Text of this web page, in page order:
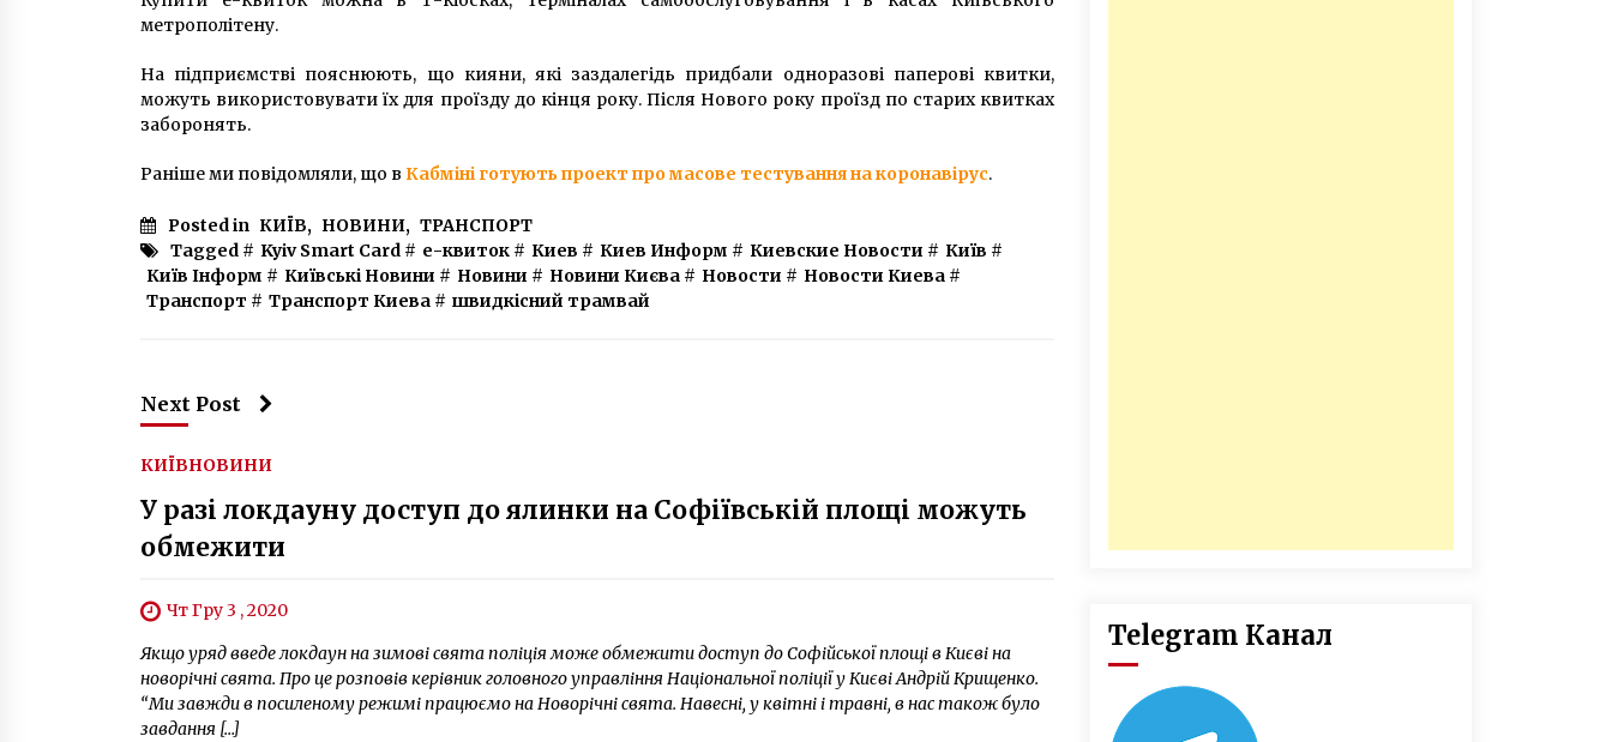
метрополітену.
На підприємстві пояснюють, що кияни, які заздалегідь придбали одноразові паперові квитки,
можуть використовувати їх для проїзду до кінця року. Після Нового року проїзд по старих квитках
заборонять.
Раніше ми повідомляли, що в Кабміні готують проект про масове тестування на коронавірус.
Posted in КИЇВ, НОВИНИ, ТРАНСПОРТ
Tagged # Kyiv Smart Card # е-квиток # Киев # Киев Информ # Киевские Новости # Київ #
Київ Інформ # Київські Новини # Новини # Новини Києва # Новости # Новости Киева #
Транспорт # Транспорт Киева # швидкісний трамвай
Next Post
КИЇВНОВИНИ
У разі локдауну доступ до ялинки на Софіївській площі можуть
обмежити
Чт Гру 3 , 2020
Якщо уряд введе локдаун на зимові свята поліція може обмежити доступ до Софійської площі в Києві на
новорічні свята. Про це розповів керівник головного управління Національної поліції у Києві Андрій Крищенко.
“Ми завжди в посиленому режимі працюємо на Новорічні свята. Навесні, у квітні і травні, в нас також було
завдання […]
Telegram Канал